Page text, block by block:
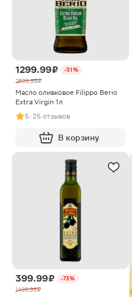
1299.99 ₽
-51%
2699.99 ₽
Масло оливковое Filippo Berio
Extra Virgin 1л
5· 25 отзывов
В корзину
399.99 ₽
-73%
1499.99 ₽